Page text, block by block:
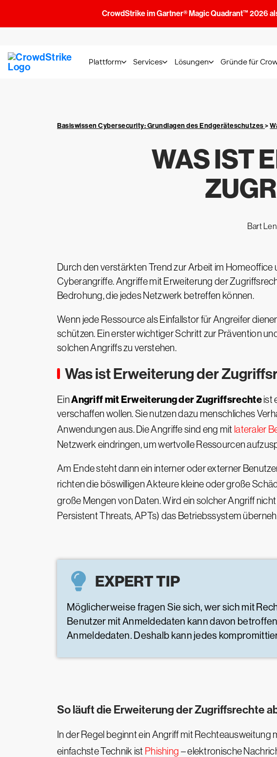
CrowdStrike im Gartner® Magic Quadrant™ 2026
Plattform Services Lösungen Gründe für
Basiswissen Cybersecurity: Grundlagen des Endgeräteschutzes>
WAS IST
Bart
Durch den verstärkten Trend zur Arbeit im
Cyberangriffe. Angriffe mit Erweiterung der
Bedrohung, die jedes Netzwerk betreffen können.
Wenn jede Ressource als Einfallstor für Angreifer
schützen. Ein erster wichtiger Schritt zur Prävention
solchen Angriffs zu verstehen.
Was ist Erweiterung der
EinAngriff mit Erweiterung der Zugriffsrechteist
verschaffen wollen. Sie nutzen dazu menschliches
Anwendungen aus. Die Angriffe sind eng mit lateraler
Netzwerk eindringen, um wertvolle Ressourcen
Am Ende steht dann ein interner oder externer
richten die böswilligen Akteure kleine oder große
große Mengen von Daten. Wird ein solcher Angriff
Persistent Threats, APTs) das Betriebssystem
EXPERT TIP
Möglicherweise fragen Sie sich, wer sich mit
Benutzer mit Anmeldedaten kann davon
Anmeldedaten. Deshalb kann jedes
So läuft die Erweiterung der Zugriffsrechte
In der Regel beginnt ein Angriff mit Rechteausweitung
einfachste Technik ist Phishing – elektronische